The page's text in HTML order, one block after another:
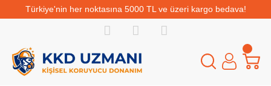
Türkiye'nin her noktasına 5000 TL ve üzeri kargo bedava!